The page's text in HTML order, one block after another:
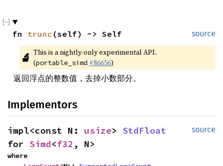
source
fn trunc (self) -> Self
🔬 This is a nightly-only experimental API.
(portable_simd #86656)
返回浮点的整数值，去掉小数部分。
Implementors
source
impl<const N: usize> StdFloat
for Simd<f32 , N>
where